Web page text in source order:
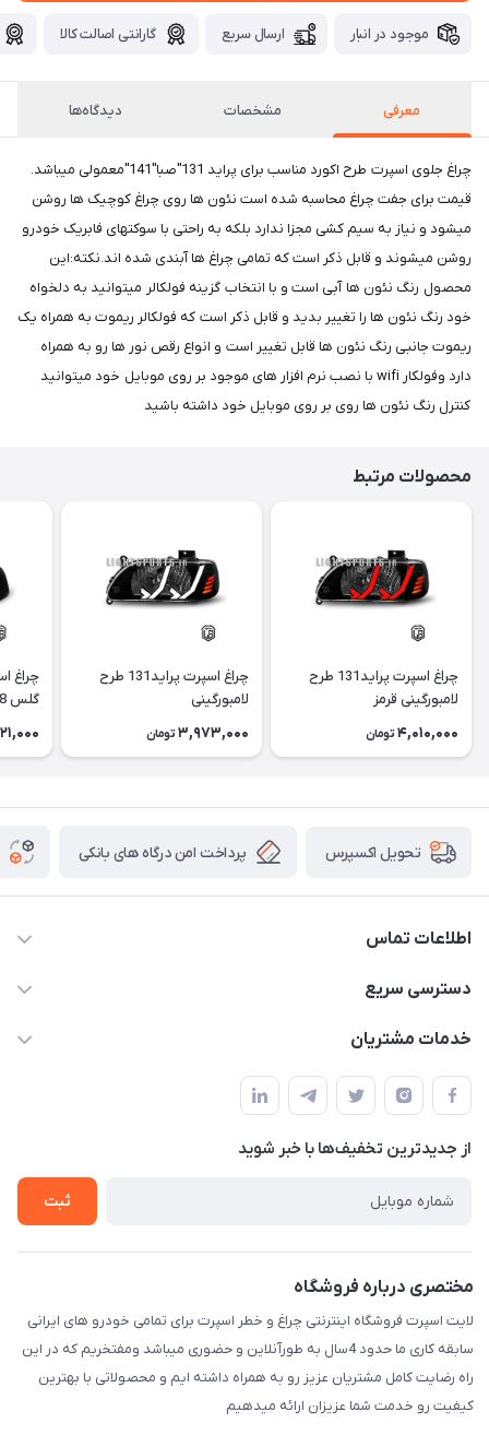
موجود در انبار ارسال سریع گارانتی اصالت کالا
معرفی مشخصات دیدگاه‌ها
چراغ جلوی اسپرت طرح اکورد مناسب برای پراید 131"صبا"141"معمولی میباشد.
قیمت برای جفت چراغ محاسبه شده است نئون ها روی چراغ کوچیک ها روشن
میشود و نیاز به سیم کشی مجزا ندارد بلکه به راحتی با سوکتهای فابریک خودرو
روشن میشوند و قابل ذکر است که تمامی چراغ ها آبندی شده اند.نکته:این
محصول رنگ نئون ها آبی است و با انتخاب گزینه فولکالر میتوانید به دلخواه
خود رنگ نئون ها را تغییر بدید و قابل ذکر است که فولکالر ریموت به همراه یک
ریموت جانبی رنگ نئون ها قابل تغییر است و انواع رقص نور ها رو به همراه
دارد وفولکار wifi با نصب نرم افزار های موجود بر روی موبایل خود میتوانید
کنترل رنگ نئون ها روی بر روی موبایل خود داشته باشید
محصولات مرتبط
چراغ اسپرت پراید131 طرح
لامبورگینی قرمز
4,010,000 تومان
چراغ اسپرت پراید131 طرح
لامبورگینی
3,973,000 تومان
گلس i8 آبی
تحویل اکسپرس پرداخت امن درگاه های بانکی
اطلاعات تماس
09012926386
دسترسی سریع
حساب کاربری
لیست محصولات
درباره ما
خدمات مشتریان
قوانین و مقررات
حریم خصوصی
راهنما
از جدید‌ترین تخفیف‌ها با‌ خبر شوید
ثبت
مختصری درباره فروشگاه
لایت اسپرت فروشگاه اینترنتی چراغ و خطر اسپرت برای تمامی خودرو های ایرانی
سابقه کاری ما حدود 4سال به طورآنلاین و حضوری میباشد ومفتخریم که در این
راه رضایت کامل مشتریان عزیز رو به همراه داشته ایم و محصولاتی با بهترین
کیفیت رو خدمت شما عزیزان ارائه میدهیم